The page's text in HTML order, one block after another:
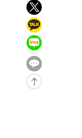
주 날씨]
-19456초 전 >
-17973초 전 >
[속보
-6594초 전 >
4분 전 >
[속보]뉴욕